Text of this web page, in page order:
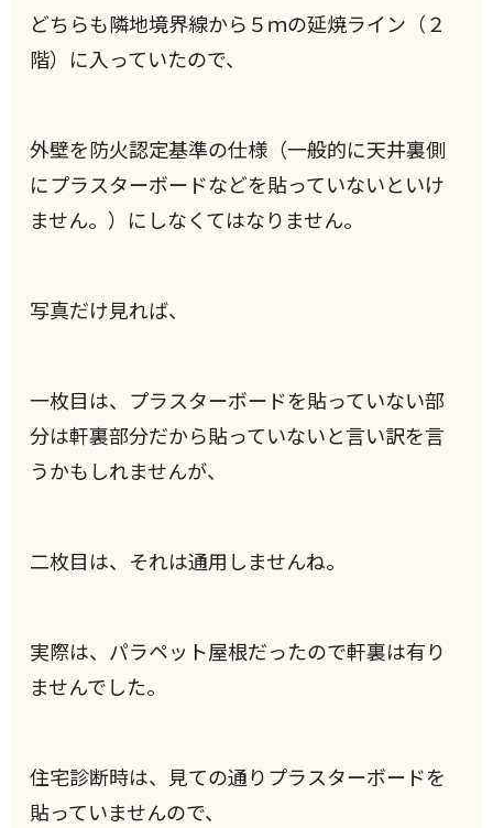
どちらも隣地境界線から５ｍの延焼ライン（２
階）に入っていたので、
外壁を防火認定基準の仕様（一般的に天井裏側
にプラスターボードなどを貼っていないといけ
ません。）にしなくてはなりません。
写真だけ見れば、
一枚目は、プラスターボードを貼っていない部
分は軒裏部分だから貼っていないと言い訳を言
うかもしれませんが、
二枚目は、それは通用しませんね。
実際は、パラペット屋根だったので軒裏は有り
ませんでした。
住宅診断時は、見ての通りプラスターボードを
貼っていませんので、